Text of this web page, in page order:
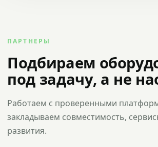
ПАРТНЕРЫ
Подбираем
под задачу, а не
Работаем с проверенными
закладываем совместимость,
развития.